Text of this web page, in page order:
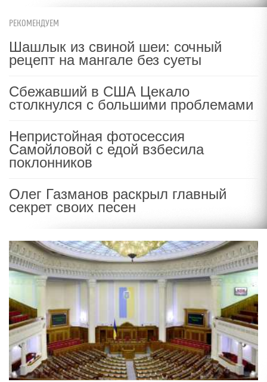
РЕКОМЕНДУЕМ
Шашлык из свиной шеи: сочный
рецепт на мангале без суеты
Сбежавший в США Цекало
столкнулся с большими проблемами
Непристойная фотосессия
Самойловой с едой взбесила
поклонников
Олег Газманов раскрыл главный
секрет своих песен